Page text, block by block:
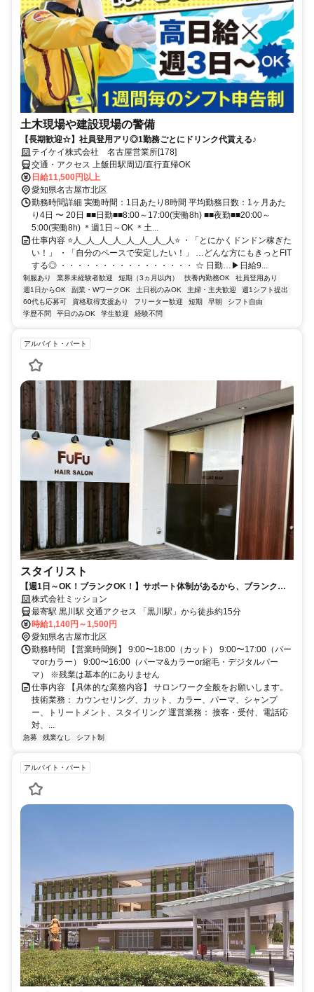
土木現場や建設現場の警備
【長期歓迎☆】社員登用アリ◎1勤務ごとにドリンク代貰える♪
テイケイ株式会社 名古屋営業所[178]
交通・アクセス 上飯田駅周辺/直行直帰OK
日給11,500円以上
愛知県名古屋市北区
勤務時間詳細 実働時間：1日あたり8時間 平均勤務日数：1ヶ月あた
り4日 〜 20日 ■■日勤■■8:00～17:00(実働8h) ■■夜勤■■20:00～
5:00(実働8h) ＊週1日～OK ＊土...
仕事内容 ⭐人_人_人_人_人_人_人_人⭐ ・「とにかくドンドン稼ぎた
い！」 ・「自分のペースで安定したい！」 …どんな方にもきっとFIT
する◎ ・・・・・・・・・・・・・・・・ ☆ 日勤…▶日給9...
制服あり 業界未経験者歓迎 短期（3ヵ月以内） 扶養内勤務OK
社員登用あり
週1日からOK
副業・WワークOK 土日祝のみOK 主婦・主夫歓迎
週1シフト提出
60代も応募可
資格取得支援あり フリーター歓迎 短期 早朝
シフト自由
学歴不問
平日のみOK 学生歓迎 経験不問
アルバイト・パート
スタイリスト
【週1日～OK！ブランクOK！】サポート体制があるから、ブランク明
けもスムーズ！
株式会社ミッション
最寄駅 黒川駅 交通アクセス 「黒川駅」から徒歩約15分
時給1,140円～1,500円
愛知県名古屋市北区
勤務時間 【営業時間例】 9:00〜18:00（カット） 9:00〜17:00（パー
マorカラー） 9:00〜16:00（パーマ&カラーor縮毛・デジタルパー
マ） ※残業は基本的にありません
仕事内容 【具体的な業務内容】 サロンワーク全般をお願いします。
技術業務： カウンセリング、カット、カラー、パーマ、シャンプ
ー、トリートメント、スタイリング 運営業務： 接客・受付、電話応
対、...
急募 残業なし シフト制
アルバイト・パート